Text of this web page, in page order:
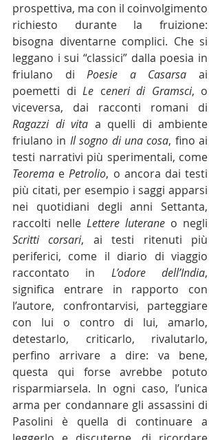
prospettiva, ma con il coinvolgimento
richiesto durante la fruizione:
bisogna diventarne complici. Che si
leggano i sui “classici” dalla poesia in
friulano di Poesie a Casarsa ai
poemetti di Le ceneri di Gramsci, o
Ragazzi di vita a quelli di ambiente
friulano in Il sogno di una cosa, fino ai
Teorema e Petrolio, o ancora dai testi
più citati, per esempio i saggi apparsi
nei quotidiani degli anni Settanta,
raccolti nelle Lettere luterane
Scritti corsari, ai testi ritenuti più
periferici, come il diario di viaggio
raccontato in L’odore dell’India,
significa entrare in rapporto con
l’autore, confrontarvisi, parteggiare
con lui o contro di lui, amarlo,
detestarlo, criticarlo, rivalutarlo,
perfino arrivare a dire: va bene,
questa qui forse avrebbe potuto
risparmiarsela. In ogni caso, l’unica
arma per condannare gli assassini di
Pasolini è quella di continuare a